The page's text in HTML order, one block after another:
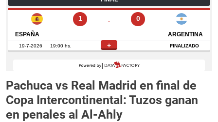
Pachuca vs Real Madrid en final de
Copa Intercontinental: Tuzos ganan
en penales al Al-Ahly